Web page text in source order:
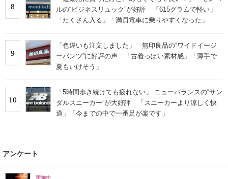
8
ルの“ビジネスリュック”が好評 「615グラムで軽い」
「たくさん入る」「満員電車に乗りやすくなった」
9
「色違いも注文しました」 無印良品の“ワイドイージ
ーパンツ”に好評の声 「古着っぽい素材感」「薄手で
夏もいけそう」
10
「5時間歩き続けても疲れない」 ニューバランスの“サン
ダルスニーカー”が大好評 「スニーカーより涼しく快
適」「今までの中で一番足が楽です」
アンケート
実施中